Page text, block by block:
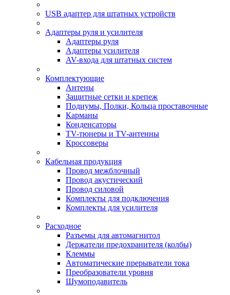
USB адаптер для штатных устройств
Адаптеры руля и усилителя
Адаптеры руля
Адаптеры усилителя
AV-входа для штатных систем
Комплектующие
Антены
Защитные сетки и крепеж
Подиумы, Полки, Кольца проставочные
Карманы
Конденсаторы
TV-тюнеры и TV-антенны
Кроссоверы
Кабельная продукция
Провод межблочный
Провод акустический
Провод силовой
Комплекты для подключения
Комплекты для усилителя
Расходное
Разъемы для автомагнитол
Держатели предохранителя (колбы)
Клеммы
Автоматические прерыватели тока
Преобразователи уровня
Шумоподавитель